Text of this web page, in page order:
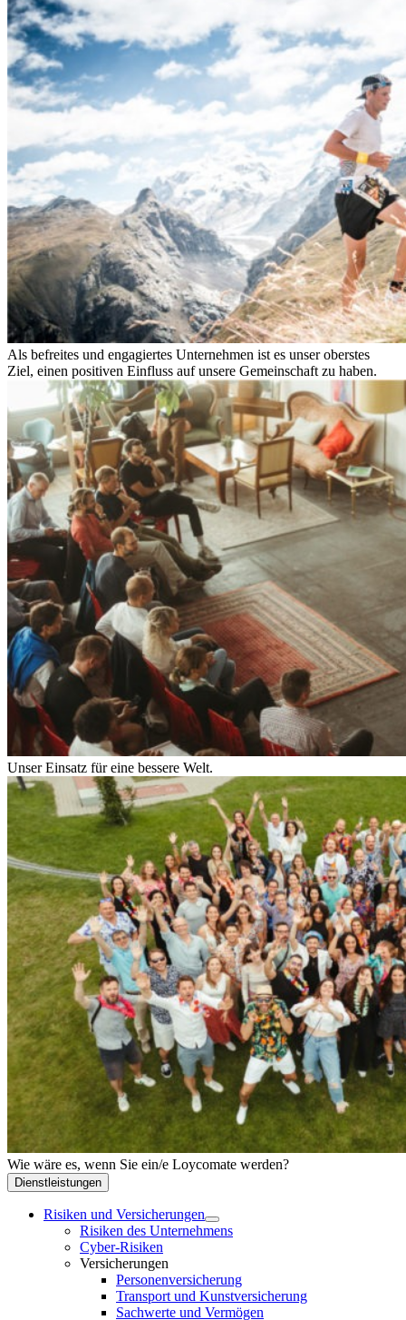
Als befreites und engagiertes Unternehmen ist es unser oberstes
Ziel, einen positiven Einfluss auf unsere Gemeinschaft zu haben.
Unser Einsatz für eine bessere Welt.
Wie wäre es, wenn Sie ein/e Loycomate werden?
Dienstleistungen
Risiken und Versicherungen
Risiken des Unternehmens
Cyber-Risiken
Versicherungen
Personenversicherung
Transport und Kunstversicherung
Sachwerte und Vermögen